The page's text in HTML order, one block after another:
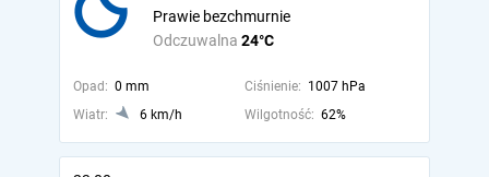
Odczuwalna 24°C
Prawie bezchmurnie
Opad: 0 mm Ciśnienie: 1007 hPa
Wiatr:
6 km/h Wilgotność: 62%